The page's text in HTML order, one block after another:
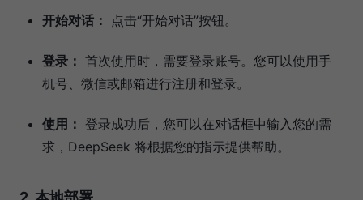
开始对话： 点击“开始对话”按钮。
登录： 首次使用时，需要登录账号。您可以使用手
机号、微信或邮箱进行注册和登录。
使用： 登录成功后，您可以在对话框中输入您的需
求，DeepSeek 将根据您的指示提供帮助。